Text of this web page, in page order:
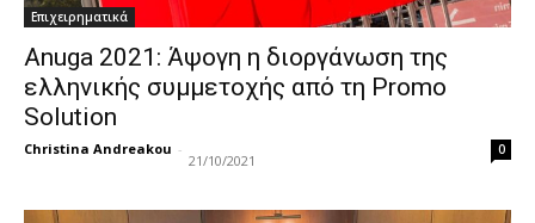
Επιχειρηματικά
Anuga 2021: Άψογη η διοργάνωση της
ελληνικής συμμετοχής από τη Promo
Solution
Christina Andreakou -
21/10/2021
0